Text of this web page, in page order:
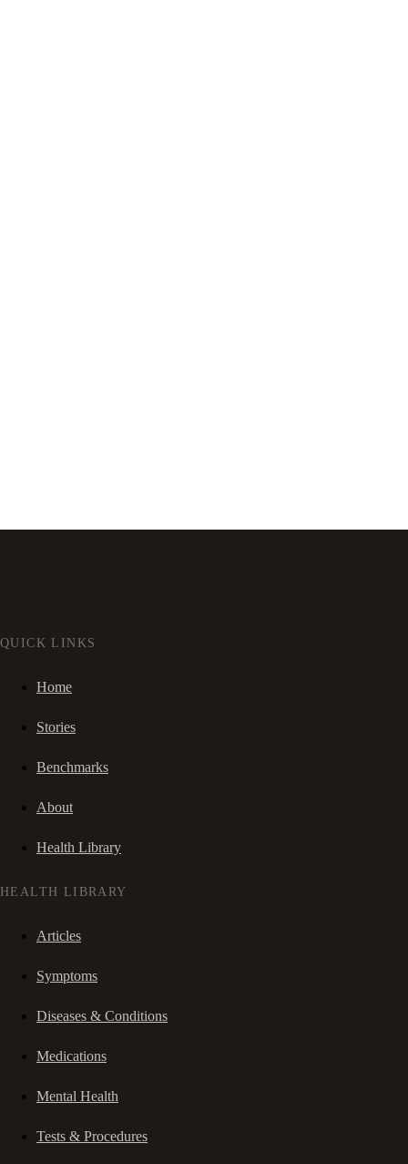
QUICK LINKS
Home
Stories
Benchmarks
About
Health Library
HEALTH LIBRARY
Articles
Symptoms
Diseases & Conditions
Medications
Mental Health
Tests & Procedures